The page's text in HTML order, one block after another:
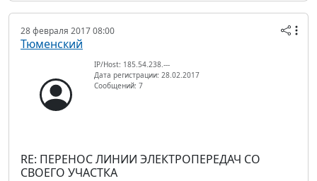
28 февраля 2017 08:00
Тюменский
IP/Host: 185.54.238.---
Дата регистрации: 28.02.2017
Сообщений: 7
RE: ПЕРЕНОС ЛИНИИ ЭЛЕКТРОПЕРЕДАЧ СО
СВОЕГО УЧАСТКА